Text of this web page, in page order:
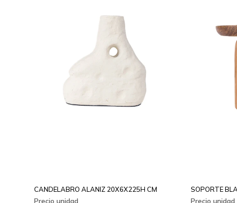
CANDELABRO ALANIZ 20X6X225H CM SOPORTE